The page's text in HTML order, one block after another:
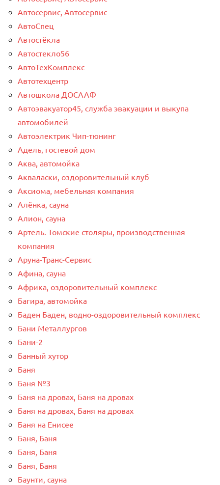
Автосервис, Автосервис
АвтоСпец
Автостёкла
Автостекло56
АвтоТехКомплекс
Автотехцентр
Автошкола ДОСААФ
Автоэвакуатор45, служба эвакуации и выкупа
автомобилей
Автоэлектрик Чип-тюнинг
Адель, гостевой дом
Аква, автомойка
Акваласки, оздоровительный клуб
Аксиома, мебельная компания
Алёнка, сауна
Алион, сауна
Артель. Томские столяры, производственная
компания
Аруна-Транс-Сервис
Афина, сауна
Африка, оздоровительный комплекс
Багира, автомойка
Баден Баден, водно-оздоровительный комплекс
Бани Металлургов
Бани-2
Банный хутор
Баня
Баня №3
Баня на дровах, Баня на дровах
Баня на дровах, Баня на дровах
Баня на Енисее
Баня, Баня
Баня, Баня
Баня, Баня
Баунти, сауна